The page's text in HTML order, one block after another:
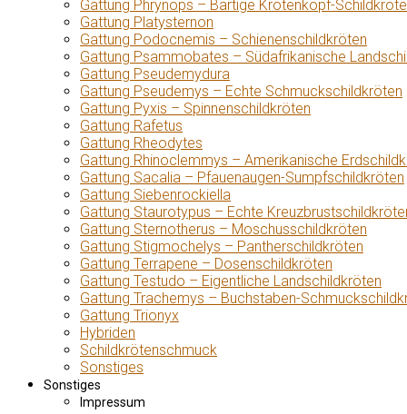
Gattung Phrynops – Bärtige Krötenkopf-
Gattung Platysternon
Gattung Podocnemis – Schienenschildkröten
Gattung Psammobates – Südafrikanische
Gattung Pseudemydura
Gattung Pseudemys – Echte Schmuckschildkröten
Gattung Pyxis – Spinnenschildkröten
Gattung Rafetus
Gattung Rheodytes
Gattung Rhinoclemmys – Amerikanische
Gattung Sacalia – Pfauenaugen-Sumpfschildkröten
Gattung Siebenrockiella
Gattung Staurotypus – Echte
Gattung Sternotherus – Moschusschildkröten
Gattung Stigmochelys – Pantherschildkröten
Gattung Terrapene – Dosenschildkröten
Gattung Testudo – Eigentliche Landschildkröten
Gattung Trachemys – Buchstaben-
Gattung Trionyx
Hybriden
Schildkrötenschmuck
Sonstiges
Sonstiges
Impressum